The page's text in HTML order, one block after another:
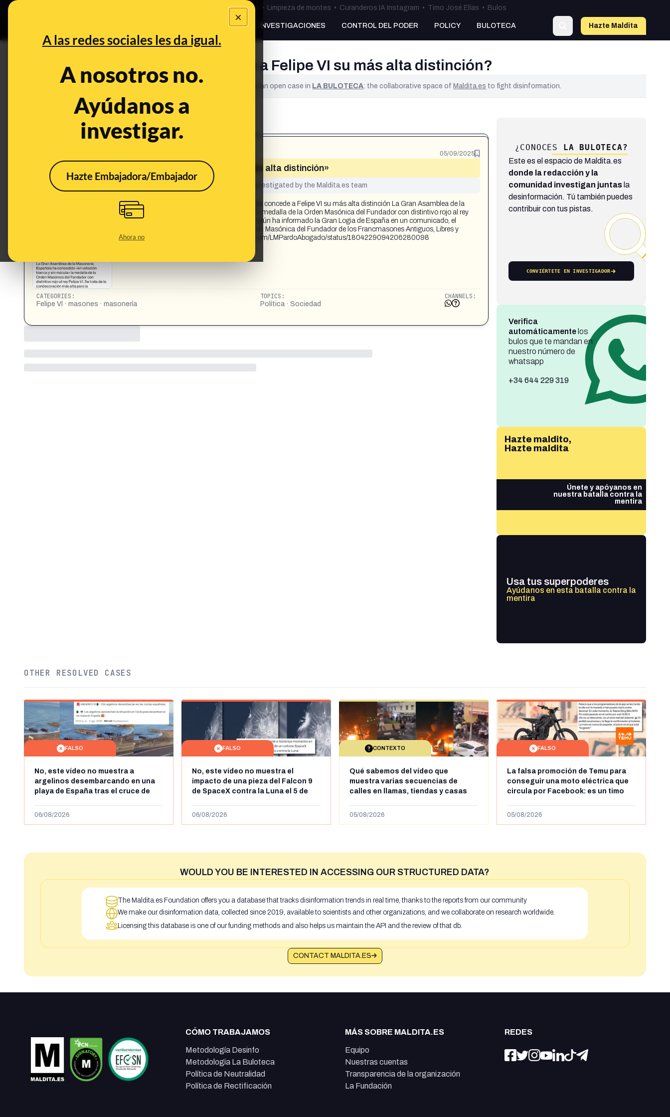
×
A las redes sociales les da igual.
A nosotros no.
Ayúdanos a
investigar.
Hazte Embajadora/Embajador
Ahora no
Bulos Ceuta • Limpieza de montes • Curanderos IA Instagram • Timo José Elías • Bulos
PREBUNKING INVESTIGACIONES CONTROL DEL PODER POLICY BULOTECA Hazte Maldita
¿La masonería española concede a Felipe VI su más alta distinción?
This content has NOT yet been verified. It is an open case in LA BULOTECA: the collaborative space ofMaldita.es to fight disinformation.
05/09/2025
«La masonería española concede a Felipe VI su más alta distinción»
This content has not yet been investigated by the Maldita.es team
unjicer < > ← THEOBJECTIVE Q MyTO Lifestyle La masonería española concede a Felipe VI su más alta distinción La Gran Asamblea de la
Masonería Española ha concedido «en votación blanca y sin mácula» la medalla de la Orden Masónica del Fundador con distintivo rojo al rey
Felipe VI. Se trata de la condecoración más alta para la organización. Según ha informado la Gran Logia de España en un comunicado, el
título que les corresponde a esta distinción es el de «Caballero de la Orden Masónica del Fundador de los Francmasones Antiguos, Libres y
Aceptados de la Única y Reconocida Gran Logia de España». https://x.com/LMPardoAbogado/status/1804229094206280098
CATEGORIES:
Felipe VI · masones · masonería
TOPICS:
Política · Sociedad
CHANNELS:
¿CONOCES LA BULOTECA?
Este es el espacio de Maldita.es
donde la redacción y la
comunidad investigan juntasla
desinformación. Tú también puedes
contribuir con tus pistas.
CONVIÉRTETE EN INVESTIGADOR
Verifica
automáticamentelos
bulos que te mandan en
nuestro número de
whatsapp
+34 644 229 319
Hazte maldito,
Hazte maldita
Únete y apóyanos en
nuestra batalla contra la
mentira
Usa tus superpoderes
Ayúdanos en esta batalla contra la
mentira
OTHER RESOLVED CASES
FALSO
No, este vídeo no muestra a
argelinos desembarcando en una
playa de España tras el cruce de
de julio de 2026: son imágenes de
06/08/2026
FALSO
No, este vídeo no muestra el
impacto de una pieza del Falcon 9
de SpaceX contra la Luna el 5 de
menos abril de 2026
06/08/2026
CONTEXTO
Qué sabemos del vídeo que
muestra varias secuencias de
calles en llamas, tiendas y casas
supuestamente en España tras la
05/08/2026
FALSO
La falsa promoción de Temu para
conseguir una moto eléctrica que
circula por Facebook: es un timo
05/08/2026
WOULD YOU BE INTERESTED IN ACCESSING OUR STRUCTURED DATA?
The Maldita.es Foundation offers you a database that tracks disinformation trends in real time, thanks to the reports from our community
We make our disinformation data, collected since 2019, available to scientists and other organizations, and we collaborate on research worldwide.
Licensing this database is one of our funding methods and also helps us maintain the API and the review of that db.
CONTACT MALDITA.ES
CÓMO TRABAJAMOS
Metodología Desinfo
Metodología La Buloteca
Política de Neutralidad
Política de Rectificación
MÁS SOBRE MALDITA.ES
Equipo
Nuestras cuentas
Transparencia de la organización
La Fundación
REDES